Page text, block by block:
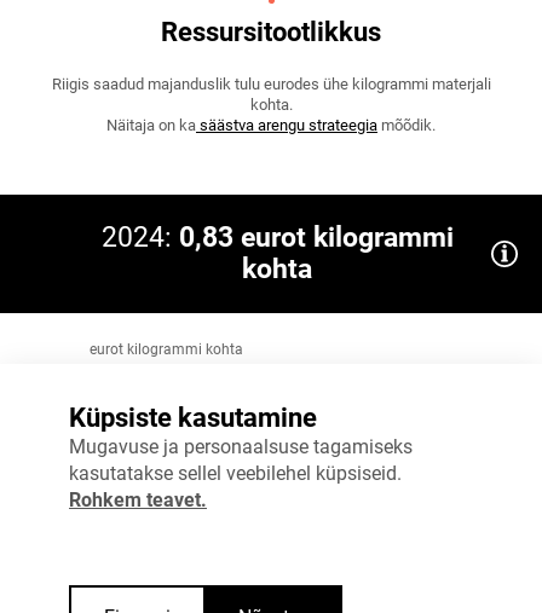
Ressursitootlikkus
Riigis saadud majanduslik tulu eurodes ühe kilogrammi materjali
kohta.
Näitaja on ka säästva arengu strateegia mõõdik.
2024: 0,83 eurot kilogrammi
kohta
eurot kilogrammi kohta
0,5
0,75
Küpsiste kasutamine
Mugavuse ja personaalsuse tagamiseks
kasutatakse sellel veebilehel küpsiseid.
Rohkem teavet.